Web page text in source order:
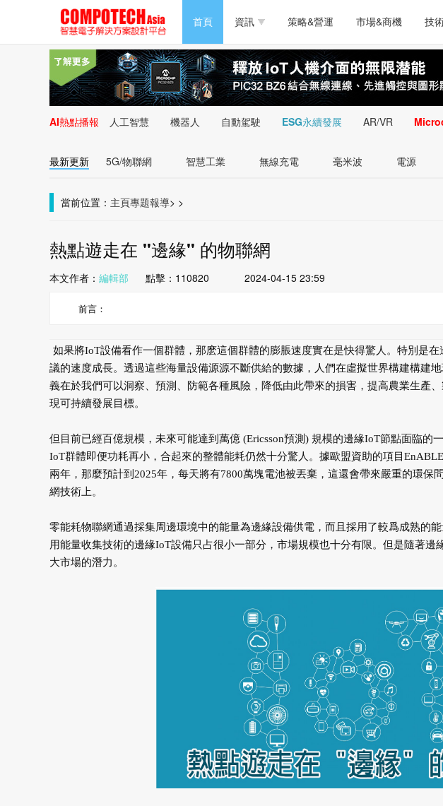
首頁 資訊
半導體/零組件 測試量測
PC/周邊 軟體/工具 醫
新能源 人工智慧 安
策略&營運 市場&商機 技
醫
類
PC/周邊 軟體/工具 醫
新能源 人工智慧 安
醫
類
嵌
控
AI熱點播報 人工智慧 機器人 自動駕駛 ESG永續發展 AR/VR
最新更新 5G/物聯網 智慧工業 無線充電 毫米波 電源
當前位置： 主頁 >
專題報導 >
熱點遊走在 "邊緣" 的物聯網
本文作者： 編輯部 點擊： 110820 2024-04-15 23:59
前言：
如果將IoT設備看作一個群體，那麽這個群體的膨脹速度實在是快得驚人。特別是
議的速度成長。透過這些海量設備源源不斷供給的數據，人們在虛擬世界構建構建
義在於我們可以洞察、預測、防範各種風險，降低由此帶來的損害，提高農業生產
現可持續發展目標。
但目前已經百億規模，未來可能達到萬億 (Ericsson預測) 規模的邊緣IoT節點面臨的
IoT群體即便功耗再小，合起來的整體能耗仍然十分驚人。據歐盟資助的項目
兩年，那麼預計到2025年，每天將有7800萬塊電池被丟棄，這還會帶來嚴重的環保
網技術上。
零能耗物聯網通過採集周邊環境中的能量為邊緣設備供電，而且採用了較爲成熟的
用能量收集技術的邊緣IoT設備只占很小一部分，市場規模也十分有限。但是隨著
大市場的潛力。